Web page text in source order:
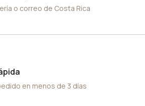
o correo de Costa Rica
en menos de 3 días